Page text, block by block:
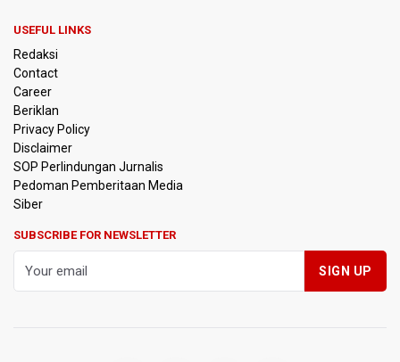
PSSI Evaluasi TImnas Indonesia Setelah Gagal Tembus
Ditahan Imbang Singapura 1-1
Pemerintah Matangkan Rencana Pembaruan Buku Ajar
Nasional
Pendakian Gunung Gede Pangrango Ditutup karena
Indonesia
USEFUL LINKS
Redaksi
Contact
Career
Beriklan
Privacy Policy
Disclaimer
SOP Perlindungan Jurnalis
Pedoman Pemberitaan Media
Siber
SUBSCRIBE FOR NEWSLETTER